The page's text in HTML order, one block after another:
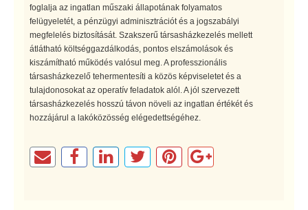
foglalja az ingatlan műszaki állapotának folyamatos
felügyeletét, a pénzügyi adminisztrációt és a jogszabályi
megfelelés biztosítását. Szakszerű társasházkezelés mellett
átlátható költséggazdálkodás, pontos elszámolások és
kiszámítható működés valósul meg. A professzionális
társasházkezelő tehermentesíti a közös képviseletet és a
tulajdonosokat az operatív feladatok alól. A jól szervezett
társasházkezelés hosszú távon növeli az ingatlan értékét és
hozzájárul a lakóközösség elégedettségéhez.